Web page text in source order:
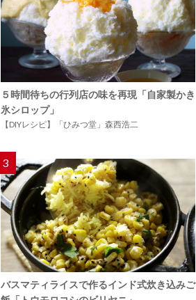
５時間待ちの行列店の味を再現「自家製かき
氷シロップ」
【DIYレシピ】「ひみつ堂」森西浩二
3
バスマティライスで作るインド式炊き込みご